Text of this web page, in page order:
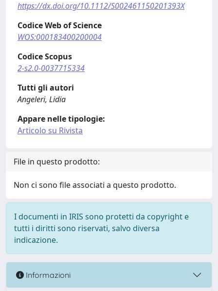
https://dx.doi.org/10.1112/S002461150201393X
Codice Web of Science
WOS:000183400200004
Codice Scopus
2-s2.0-0037715334
Tutti gli autori
Angeleri, Lidia
Appare nelle tipologie:
Articolo su Rivista
File in questo prodotto:
Non ci sono file associati a questo prodotto.
I documenti in IRIS sono protetti da copyright e
tutti i diritti sono riservati, salvo diversa
indicazione.
Informazioni